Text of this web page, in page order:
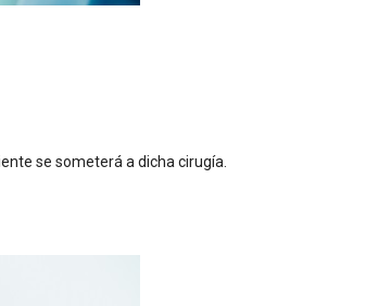
se someterá a dicha cirugía.